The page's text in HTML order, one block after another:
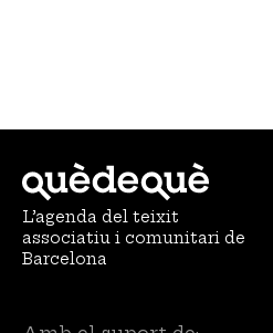
L’agenda del teixit
associatiu i comunitari de
Barcelona